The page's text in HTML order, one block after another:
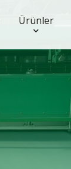
Ürünler